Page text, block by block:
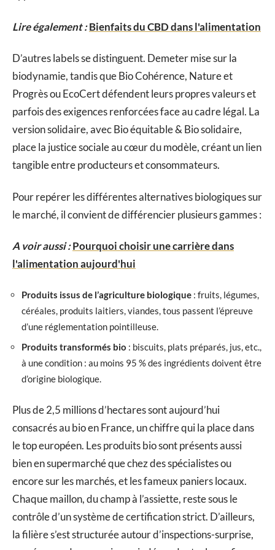
Lire également :Bienfaits du CBD dans l'alimentation
D’autres labels se distinguent. Demeter mise sur la
biodynamie, tandis que Bio Cohérence, Nature et
Progrès ou EcoCert défendent leurs propres valeurs et
parfois des exigences renforcées face au cadre légal. La
version solidaire, avec Bio équitable & Bio solidaire,
place la justice sociale au cœur du modèle, créant un lien
tangible entre producteurs et consommateurs.
Pour repérer les différentes alternatives biologiques sur
le marché, il convient de différencier plusieurs gammes :
A voir aussi :Pourquoi choisir une carrière dans
l'alimentation aujourd'hui
Produits issus de l’agriculture biologique : fruits, légumes,
céréales, produits laitiers, viandes, tous passent l’épreuve
d’une réglementation pointilleuse.
Produits transformés bio : biscuits, plats préparés, jus, etc.,
à une condition : au moins 95 % des ingrédients doivent être
d’origine biologique.
Plus de 2,5 millions d’hectares sont aujourd’hui
consacrés au bio en France, un chiffre qui la place dans
le top européen. Les produits bio sont présents aussi
bien en supermarché que chez des spécialistes ou
encore sur les marchés, et les fameux paniers locaux.
Chaque maillon, du champ à l’assiette, reste sous le
contrôle d’un système de certification strict. D’ailleurs,
la filière s’est structurée autour d’inspections-surprise,